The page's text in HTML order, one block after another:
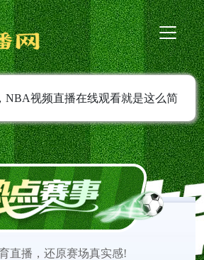
NBA视频直播在线观看就是这么简
NBA免费直播高清无插件、NBA在线
、NBA季后赛直播、NBA常规赛直
直播，还原赛场真实感!